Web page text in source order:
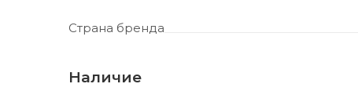
Страна бренда
Наличие